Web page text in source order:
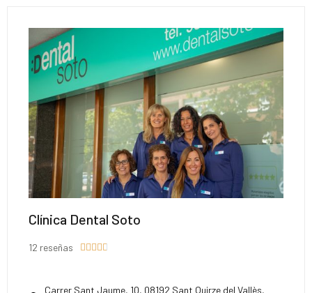
Clínica Dental Soto
12 reseñas     
Carrer Sant Jaume, 10, 08192 Sant Quirze del Vallès,